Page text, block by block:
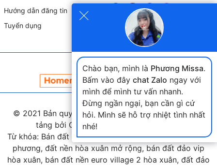
×
Chào bạn, mình là Phương Missa.
Bấm vào đây chat Zalo ngay với
mình để mình tư vấn nhanh.
Đừng ngần ngại, bạn cần gì cứ
hỏi. Mình sẽ hỗ trợ nhiệt tình nhất
nhé!
Hướng dẫn đăng tin
Tuyển dụng
© 2021 Bản quyền thuộclandmap.vn. Phát triển nền
tảng bởi Công ty Home Land Việt Nam.
Từ khóa: Bán đất hòa xuân, bán đất nam cầu nguyễn tri
phương, đất nền hòa xuân mở rộng, bán đất đảo vip
hòa xuân, bán đất nền euro village 2 hòa xuân, đất đảo